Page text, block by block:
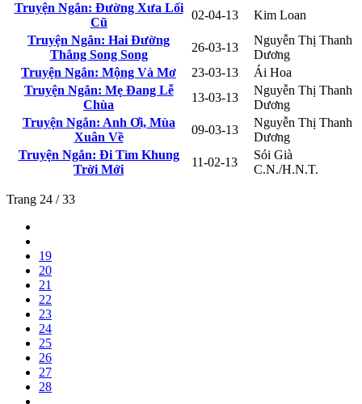
Truyện Ngắn: Đường Xưa Lối
Cũ
02-04-13
Kim Loan
Truyện Ngắn: Hai Đường
Thẳng Song Song
26-03-13
Nguyễn Thị Thanh
Dương
Truyện Ngắn: Mộng Và Mơ
23-03-13
Ái Hoa
Truyện Ngắn: Mẹ Đang Lễ
Chùa
13-03-13
Nguyễn Thị Thanh
Dương
Truyện Ngắn: Anh Ơi, Mùa
Xuân Về
09-03-13
Nguyễn Thị Thanh
Dương
Truyện Ngắn: Đi Tìm Khung
Trời Mới
11-02-13
Sói Già
C.N./H.N.T.
Trang 24 / 33
19
20
21
22
23
24
25
26
27
28